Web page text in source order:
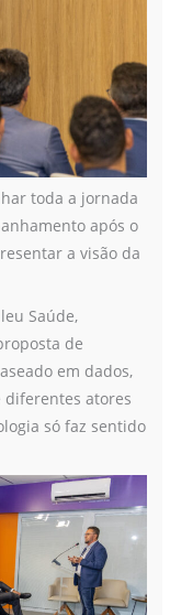
toda a jornada
após o
a visão da
Saúde,
de
em dados,
atores
só faz sentido